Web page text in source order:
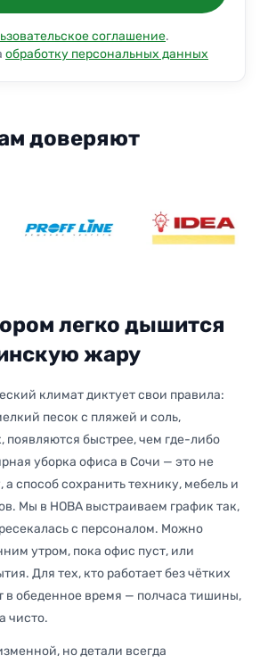
соглашение.
обработку персональных данных
доверяют
легко дышится
жару
климат диктует свои правила:
песок с пляжей и соль,
появляются быстрее, чем где-либо
уборка офиса в Сочи — это не
а способ сохранить технику, мебель и
Мы в НОВА выстраиваем график так,
с персоналом. Можно
утром, пока офис пуст, или
Для тех, кто работает без чётких
в обеденное время — полчаса тишины,
чисто.
но детали всегда